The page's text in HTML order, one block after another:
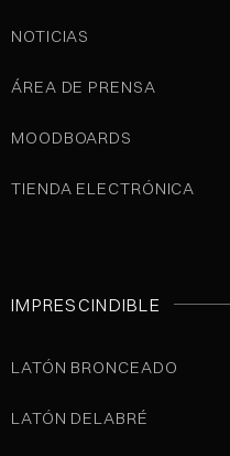
NOTICIAS
ÁREA DE PRENSA
MOODBOARDS
TIENDA ELECTRÓNICA
IMPRESCINDIBLE
LATÓN BRONCEADO
LATÓN DELABRÉ